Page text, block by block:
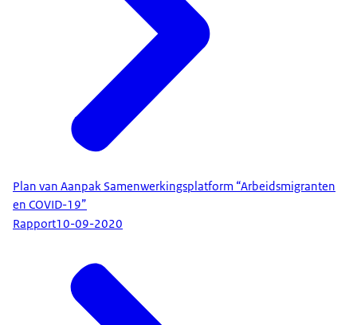
Plan van Aanpak Samenwerkingsplatform “Arbeidsmigranten
en COVID-19”
Rapport10-09-2020